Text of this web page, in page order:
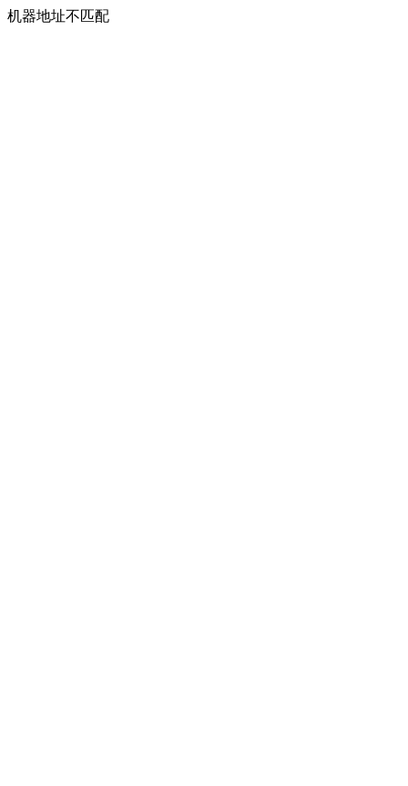
机器地址不匹配